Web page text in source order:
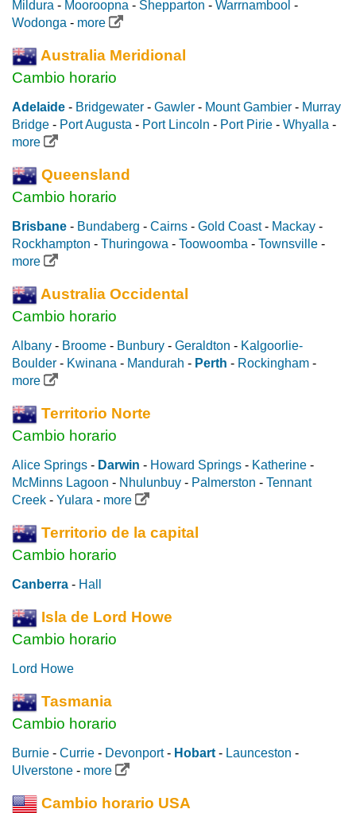
Mildura - Mooroopna - Shepparton - Warrnambool -
Wodonga - more
Australia Meridional
Cambio horario
Adelaide - Bridgewater - Gawler - Mount Gambier - Murray
Bridge - Port Augusta - Port Lincoln - Port Pirie - Whyalla -
more
Queensland
Cambio horario
Brisbane - Bundaberg - Cairns - Gold Coast- Mackay -
Rockhampton - Thuringowa - Toowoomba - Townsville -
more
Australia Occidental
Cambio horario
Albany - Broome - Bunbury - Geraldton - Kalgoorlie-
Boulder - Kwinana - Mandurah - Perth - Rockingham -
more
Territorio Norte
Cambio horario
Alice Springs - Darwin - Howard Springs - Katherine -
McMinns Lagoon - Nhulunbuy - Palmerston - Tennant
Creek - Yulara - more
Territorio de la capital
Cambio horario
Canberra - Hall
Isla de Lord Howe
Cambio horario
Lord Howe
Tasmania
Cambio horario
Burnie - Currie - Devonport- Hobart - Launceston -
Ulverstone - more
Cambio horario USA